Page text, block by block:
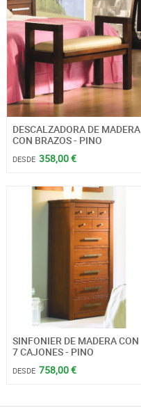
DESCALZADORA DE MADERA
CON BRAZOS - PINO
DESDE 358,00 €
SINFONIER DE MADERA CON
7 CAJONES - PINO
DESDE 758,00 €